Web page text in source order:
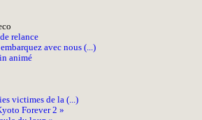
relance
avec nous (...)
animé
victimes de la (...)
Forever 2 »